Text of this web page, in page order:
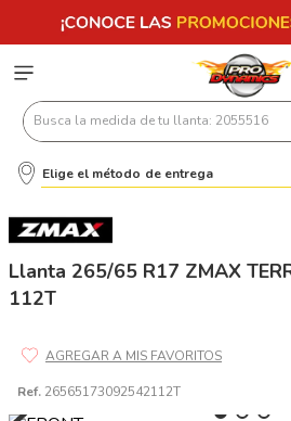
Busca la medida de tu llanta:
Elige el método de entrega
Llanta 265/65 R17 ZMAX
112T
Ref. 26565173092542112T
6 185